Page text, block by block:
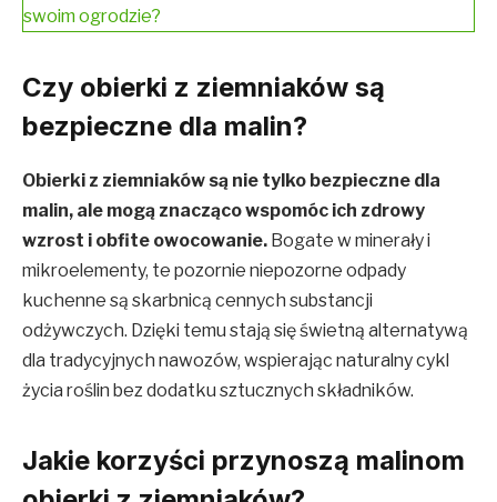
swoim ogrodzie?
Czy obierki z ziemniaków są
bezpieczne dla malin?
Obierki z ziemniaków są nie tylko bezpieczne dla
malin, ale mogą znacząco wspomóc ich zdrowy
wzrost i obfite owocowanie. Bogate w minerały i
mikroelementy, te pozornie niepozorne odpady
kuchenne są skarbnicą cennych substancji
odżywczych. Dzięki temu stają się świetną alternatywą
dla tradycyjnych nawozów, wspierając naturalny cykl
życia roślin bez dodatku sztucznych składników.
Jakie korzyści przynoszą malinom